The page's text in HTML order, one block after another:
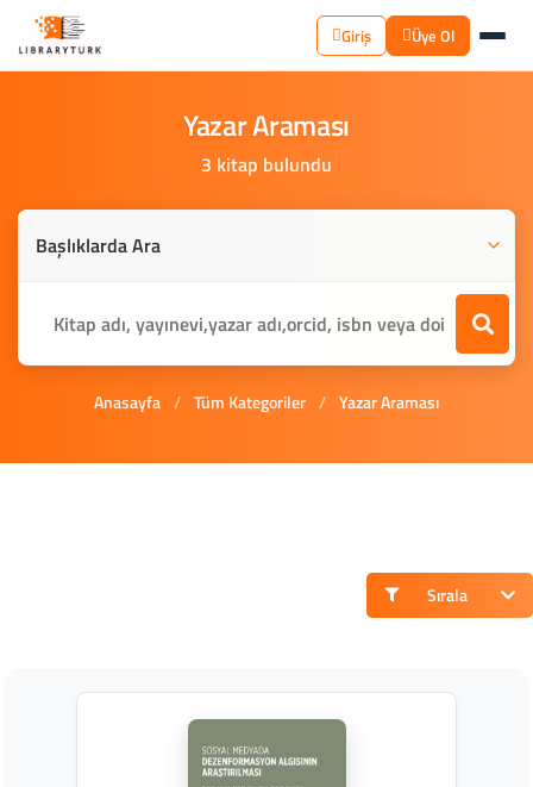
Giriş Üye Ol
YazarAraması
3 kitap bulundu
Anasayfa / Tüm Kategoriler / Yazar Araması
Sırala